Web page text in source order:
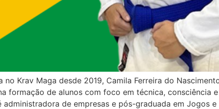
no Krav Maga desde 2019, Camila Ferreira do
formação de alunos com foco em técnica, consciência
administradora de empresas e pós-graduada em Jogos